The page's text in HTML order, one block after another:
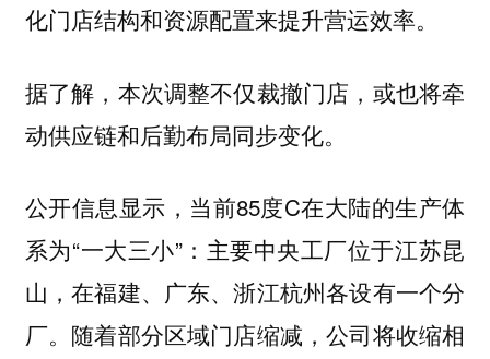
化门店结构和资源配置来提升营运效率。
据了解，本次调整不仅裁撤门店，或也将牵
动供应链和后勤布局同步变化。
公开信息显示，当前85度C在大陆的生产体
系为“一大三小”：主要中央工厂位于江苏昆
山，在福建、广东、浙江杭州各设有一个分
厂。随着部分区域门店缩减，公司将收缩相